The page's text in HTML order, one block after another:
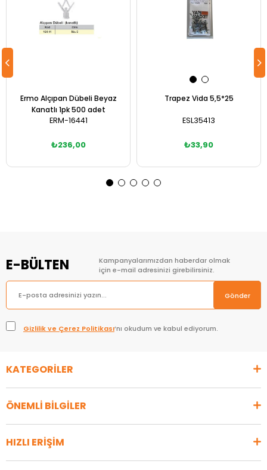
Ermo Alçıpan Dübeli Beyaz
Kanatlı 1pk 500 adet
ERM-16441
₺236,00
Trapez Vida 5,5*25
ESL35413
₺33,90
E-BÜLTEN
Kampanyalarımızdan haberdar olmak
için e-mail adresinizi girebilirsiniz.
Gönder
Gizlilik ve Çerez Politikası’nı okudum ve kabul ediyorum.
KATEGORİLER
ÖNEMLİ BİLGİLER
HIZLI ERİŞİM